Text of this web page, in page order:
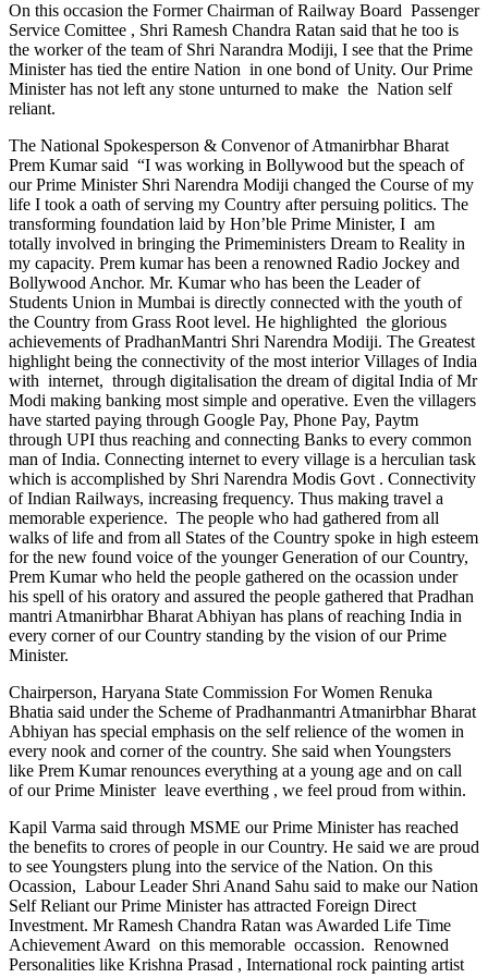
On this occasion the Former Chairman of Railway Board Passenger
Service Comittee , Shri Ramesh Chandra Ratan said that he too is
the worker of the team of Shri Narandra Modiji, I see that the Prime
Minister has tied the entire Nation in one bond of Unity. Our Prime
Minister has not left any stone unturned to make the Nation self
reliant.
The National Spokesperson & Convenor of Atmanirbhar Bharat
Prem Kumar said “I was working in Bollywood but the speach of
our Prime Minister Shri Narendra Modiji changed the Course of my
life I took a oath of serving my Country after persuing politics. The
transforming foundation laid by Hon’ble Prime Minister, I am
totally involved in bringing the Primeministers Dream to Reality in
my capacity. Prem kumar has been a renowned Radio Jockey and
Bollywood Anchor. Mr. Kumar who has been the Leader of
Students Union in Mumbai is directly connected with the youth of
the Country from Grass Root level. He highlighted the glorious
achievements of PradhanMantri Shri Narendra Modiji. The Greatest
highlight being the connectivity of the most interior Villages of India
with internet, through digitalisation the dream of digital India of Mr
Modi making banking most simple and operative. Even the villagers
have started paying through Google Pay, Phone Pay, Paytm
through UPI thus reaching and connecting Banks to every common
man of India. Connecting internet to every village is a herculian task
which is accomplished by Shri Narendra Modis Govt . Connectivity
of Indian Railways, increasing frequency. Thus making travel a
memorable experience. The people who had gathered from all
walks of life and from all States of the Country spoke in high esteem
for the new found voice of the younger Generation of our Country,
Prem Kumar who held the people gathered on the ocassion under
his spell of his oratory and assured the people gathered that Pradhan
mantri Atmanirbhar Bharat Abhiyan has plans of reaching India in
every corner of our Country standing by the vision of our Prime
Minister.
Chairperson, Haryana State Commission For Women Renuka
Bhatia said under the Scheme of Pradhanmantri Atmanirbhar Bharat
Abhiyan has special emphasis on the self relience of the women in
every nook and corner of the country. She said when Youngsters
like Prem Kumar renounces everything at a young age and on call
of our Prime Minister leave everthing , we feel proud from within.
Kapil Varma said through MSME our Prime Minister has reached
the benefits to crores of people in our Country. He said we are proud
to see Youngsters plung into the service of the Nation. On this
Ocassion, Labour Leader Shri Anand Sahu said to make our Nation
Self Reliant our Prime Minister has attracted Foreign Direct
Investment. Mr Ramesh Chandra Ratan was Awarded Life Time
Achievement Award on this memorable occassion. Renowned
Personalities like Krishna Prasad , International rock painting artist